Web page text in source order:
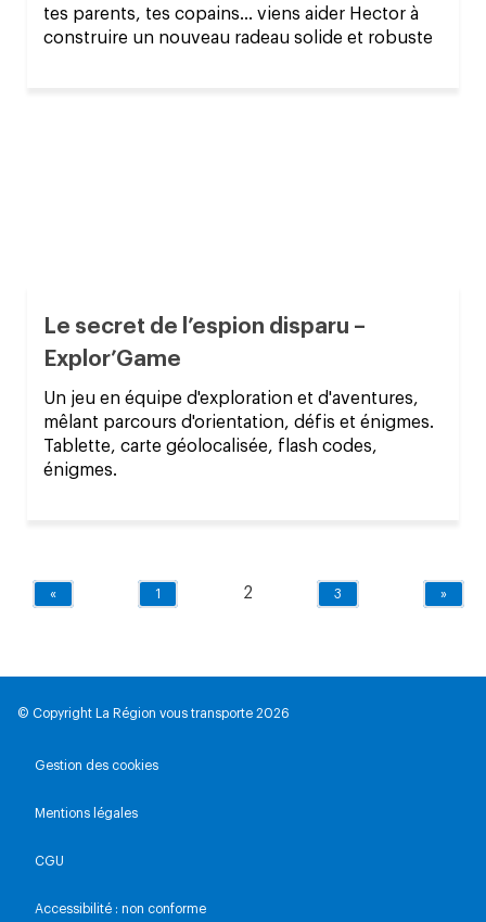
tes parents, tes copains... viens aider Hector à
construire un nouveau radeau solide et robuste
Le secret de l’espion disparu –
Explor’Game
Un jeu en équipe d'exploration et d'aventures,
mêlant parcours d'orientation, défis et énigmes.
Tablette, carte géolocalisée, flash codes,
énigmes.
« 1 2 3 »
© Copyright La Région vous transporte 2026
Gestion des cookies
Mentions légales
CGU
Accessibilité : non conforme